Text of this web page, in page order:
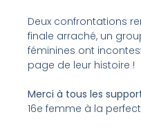
Deux confrontations
finale arraché, un
féminines ont
page de leur histoire !
Merci à tous les
16e femme à la